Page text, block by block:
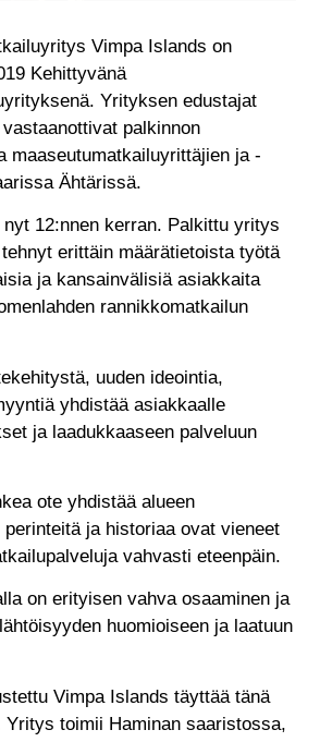
Vimpa Islands on
Kehittyvänä
Yrityksen edustajat
vastaanottivat palkinnon
maaseutumatkailuyrittäjien ja -
Ähtärissä.
12:nnen kerran. Palkittu yritys
erittäin määrätietoista työtä
ja kansainvälisiä asiakkaita
rannikkomatkailun
uuden ideointia,
yhdistää asiakkaalle
ja laadukkaaseen palveluun
ote yhdistää alueen
ja historiaa ovat vieneet
vahvasti eteenpäin.
on erityisen vahva osaaminen ja
huomioiseen ja laatuun
Vimpa Islands täyttää tänä
Yritys toimii Haminan saaristossa,